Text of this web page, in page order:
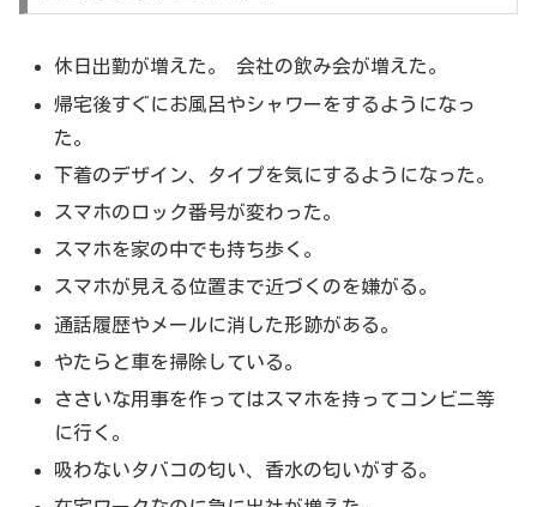
休日出勤が増えた。 会社の飲み会が増えた。
帰宅後すぐにお風呂やシャワーをするようになっ
た。
下着のデザイン、タイプを気にするようになった。
スマホのロック番号が変わった。
スマホを家の中でも持ち歩く。
スマホが見える位置まで近づくのを嫌がる。
通話履歴やメールに消した形跡がある。
やたらと車を掃除している。
ささいな用事を作ってはスマホを持ってコンビニ等
に行く。
吸わないタバコの匂い、香水の匂いがする。